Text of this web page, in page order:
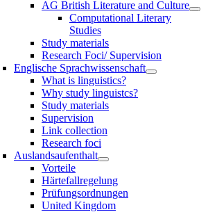
AG British Literature and Culture
Computational Literary
Studies
Study materials
Research Foci/ Supervision
Englische Sprachwissenschaft
What is linguistics?
Why study linguistcs?
Study materials
Supervision
Link collection
Research foci
Auslandsaufenthalt
Vorteile
Härtefallregelung
Prüfungsordnungen
United Kingdom